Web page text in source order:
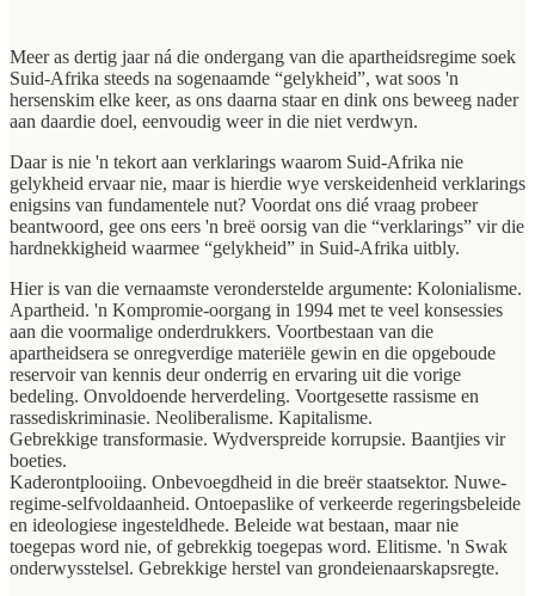
Meer as dertig jaar ná die ondergang van die apartheidsregime soek
Suid-Afrika steeds na sogenaamde “gelykheid”, wat soos 'n
hersenskim elke keer, as ons daarna staar en dink ons beweeg nader
aan daardie doel, eenvoudig weer in die niet verdwyn.
Daar is nie 'n tekort aan verklarings waarom Suid-Afrika nie
gelykheid ervaar nie, maar is hierdie wye verskeidenheid verklarings
enigsins van fundamentele nut? Voordat ons dié vraag probeer
beantwoord, gee ons eers 'n breë oorsig van die “verklarings” vir die
hardnekkigheid waarmee “gelykheid” in Suid-Afrika uitbly.
Hier is van die vernaamste veronderstelde argumente: Kolonialisme.
Apartheid. 'n Kompromie-oorgang in 1994 met te veel konsessies
aan die voormalige onderdrukkers. Voortbestaan van die
apartheidsera se onregverdige materiële gewin en die opgeboude
reservoir van kennis deur onderrig en ervaring uit die vorige
bedeling. Onvoldoende herverdeling. Voortgesette rassisme en
rassediskriminasie. Neoliberalisme. Kapitalisme.
Gebrekkige transformasie. Wydverspreide korrupsie. Baantjies vir
boeties.
Kaderontplooiing. Onbevoegdheid in die breër staatsektor. Nuwe-
regime-selfvoldaanheid. Ontoepaslike of verkeerde regeringsbeleide
en ideologiese ingesteldhede. Beleide wat bestaan, maar nie
toegepas word nie, of gebrekkig toegepas word. Elitisme. 'n Swak
onderwysstelsel. Gebrekkige herstel van grondeienaarskapsregte.